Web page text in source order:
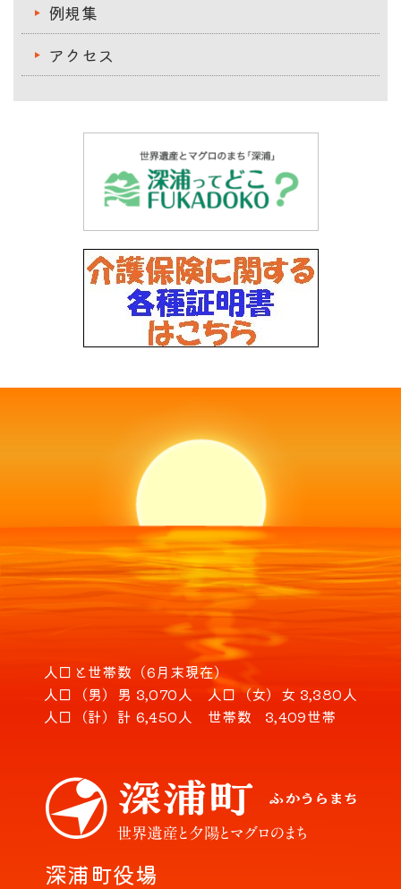
例規集
アクセス
深浦町役場
人口と世帯数（6月末現在）
人口（男） 男 3,070人 人口（女） 女 3,380人
人口（計） 計 6,450人 世帯数 3,409世帯